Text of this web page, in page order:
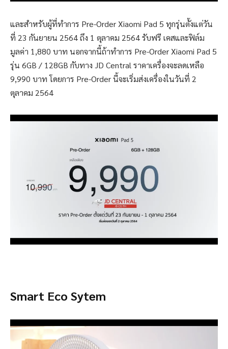
และสำหรับผู้ที่ทำการ Pre-Order Xiaomi Pad 5 ทุกรุ่นตั้งแต่วัน
ที่ 23 กันยายน 2564 ถึง 1 ตุลาคม 2564 รับฟรี เคสและฟิล์ม
มูลค่า 1,880 บาท นอกจากนี้ถ้าทำการ Pre-Order Xiaomi Pad 5
รุ่น 6GB / 128GB กับทาง JD Central ราคาเครื่องจะลดเหลือ
9,990 บาท โดยการ Pre-Order นี้จะเริ่มส่งเครื่องในวันที่ 2
ตุลาคม 2564
Smart Eco Sytem